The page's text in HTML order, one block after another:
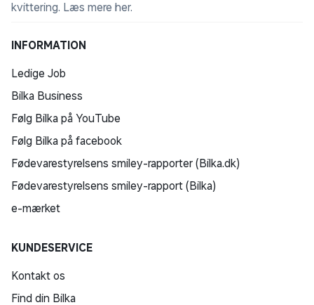
kvittering. Læs mere her.
INFORMATION
Ledige Job
Bilka Business
Følg Bilka på YouTube
Følg Bilka på facebook
Fødevarestyrelsens smiley-rapporter (Bilka.dk)
Fødevarestyrelsens smiley-rapport (Bilka)
e-mærket
KUNDESERVICE
Kontakt os
Find din Bilka